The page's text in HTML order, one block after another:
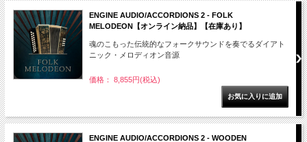
ENGINE AUDIO/ACCORDIONS 2 - FOLK
MELODEON【オンライン納品】【在庫あり】
魂のこもった伝統的なフォークサウンドを奏でるダイアト
ニック・メロディオン音源
価格： 8,855円(税込)
ENGINE AUDIO/ACCORDIONS 2 - WOODEN